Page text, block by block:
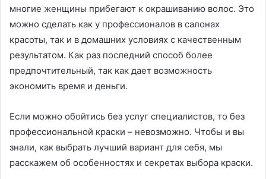
многие женщины прибегают к окрашиванию волос. Это
можно сделать как у профессионалов в салонах
красоты, так и в домашних условиях с качественным
результатом. Как раз последний способ более
предпочтительный, так как дает возможность
экономить время и деньги.
Если можно обойтись без услуг специалистов, то без
профессиональной краски – невозможно. Чтобы и вы
знали, как выбрать лучший вариант для себя, мы
расскажем об особенностях и секретах выбора краски.